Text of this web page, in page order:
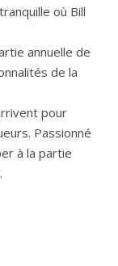
où Bill
annuelle de
de la
pour
Passionné
à la partie